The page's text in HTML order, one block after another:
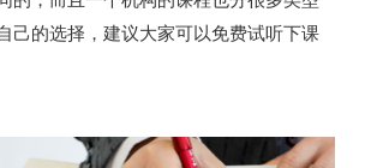
己的选择，建议大家可以免费试听下课